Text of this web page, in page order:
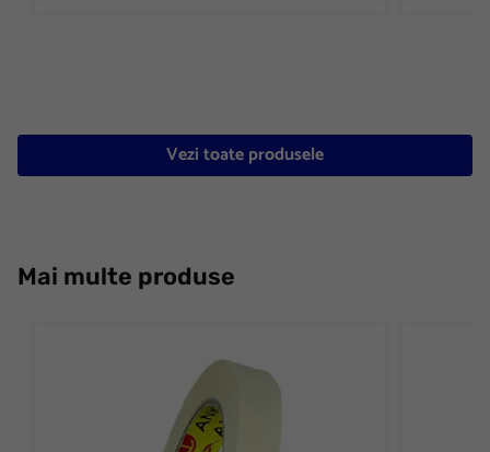
Vezi toate produsele
Mai multe produse